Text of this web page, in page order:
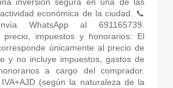
económica de la ciudad. 📞
WhatsApp al 691165739.
precio, impuestos y honorarios: El
únicamente al precio de
y no incluye impuestos, gastos de
a cargo del comprador.
(según la naturaleza de la